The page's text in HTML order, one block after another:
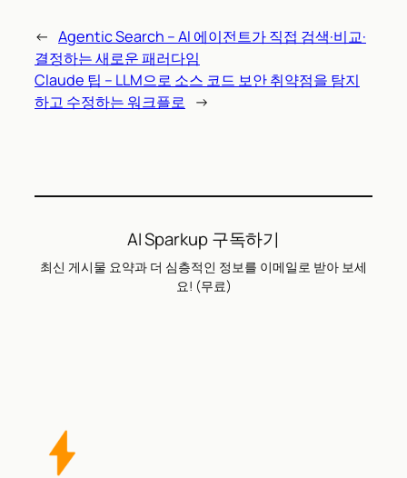
← Agentic Search – AI 에이전트가 직접 검색·비교·
결정하는 새로운 패러다임
Claude 팁 – LLM으로 소스 코드 보안 취약점을 탐지
하고 수정하는 워크플로 →
AI Sparkup 구독하기
최신 게시물 요약과 더 심층적인 정보를 이메일로 받아 보세
요! (무료)